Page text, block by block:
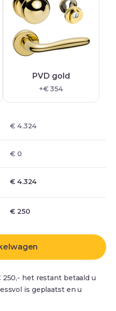
PVD gold
+€ 354
€ 4.324
€ 0
€ 4.324
€250
het restant betaald u
is geplaatst en u